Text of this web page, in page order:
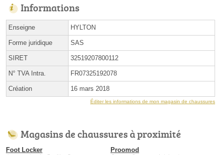
Informations
Enseigne HYLTON
Forme juridique SAS
SIRET 32519207800112
N° TVA Intra. FR07325192078
Création 16 mars 2018
Éditer les informations de mon magasin de chaussures
Magasins de chaussures à proximité
Foot Locker
Proomod